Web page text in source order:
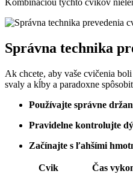
Kombináciou týchto cvikov
Správna technika
Ak chcete, aby vaše cvičenia
svaly a kĺby a paradoxne
Používajte správne
Pravidelne kontrolujte
Začínajte s ľahšími
Cvik Čas